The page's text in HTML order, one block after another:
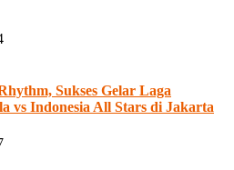
Sukses Gelar Laga
vs Indonesia All Stars di Jakarta